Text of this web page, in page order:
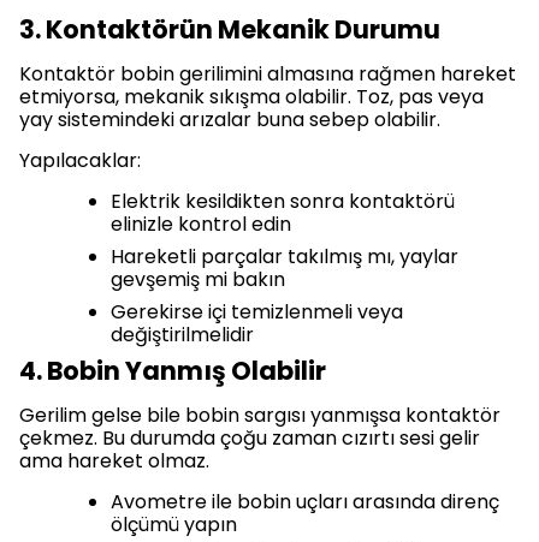
3. Kontaktörün Mekanik Durumu
Kontaktör bobin gerilimini almasına rağmen hareket
etmiyorsa, mekanik sıkışma olabilir. Toz, pas veya
yay sistemindeki arızalar buna sebep olabilir.
Yapılacaklar:
Elektrik kesildikten sonra kontaktörü
elinizle kontrol edin
Hareketli parçalar takılmış mı, yaylar
gevşemiş mi bakın
Gerekirse içi temizlenmeli veya
değiştirilmelidir
4. Bobin Yanmış Olabilir
Gerilim gelse bile bobin sargısı yanmışsa kontaktör
çekmez. Bu durumda çoğu zaman cızırtı sesi gelir
ama hareket olmaz.
Avometre ile bobin uçları arasında direnç
ölçümü yapın